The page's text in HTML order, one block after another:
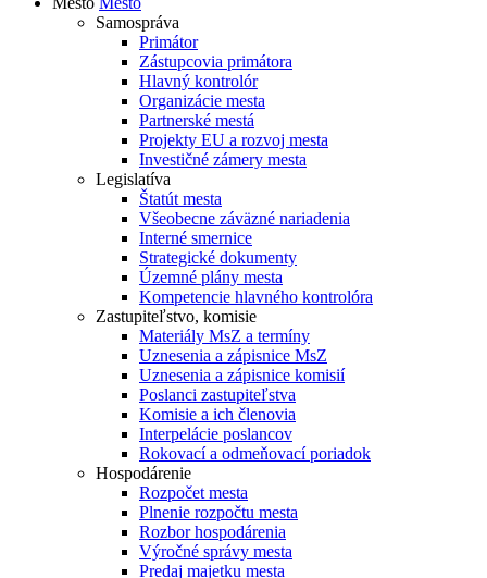
Samospráva
Primátor
Zástupcovia primátora
Hlavný kontrolór
Organizácie mesta
Partnerské mestá
Projekty EU a rozvoj mesta
Investičné zámery mesta
Legislatíva
Štatút mesta
Všeobecne záväzné nariadenia
Interné smernice
Strategické dokumenty
Územné plány mesta
Kompetencie hlavného kontrolóra
Zastupiteľstvo, komisie
Materiály MsZ a termíny
Uznesenia a zápisnice MsZ
Uznesenia a zápisnice komisií
Poslanci zastupiteľstva
Komisie a ich členovia
Interpelácie poslancov
Rokovací a odmeňovací poriadok
Hospodárenie
Rozpočet mesta
Plnenie rozpočtu mesta
Rozbor hospodárenia
Výročné správy mesta
Predaj majetku mesta